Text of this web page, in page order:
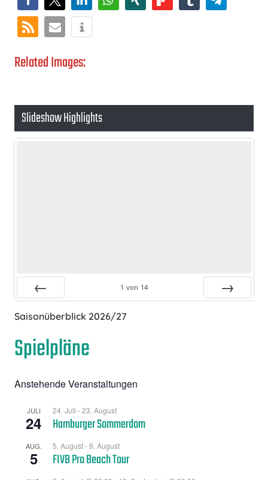
Related Images:
Slideshow Highlights
1 von 14
Saisonüberblick 2026/27
Spielpläne
Anstehende Veranstaltungen
JULI
24
24. Juli -23. August
Hamburger Sommerdom
AUG.
5
5. August-9. August
FIVB Pro Beach Tour